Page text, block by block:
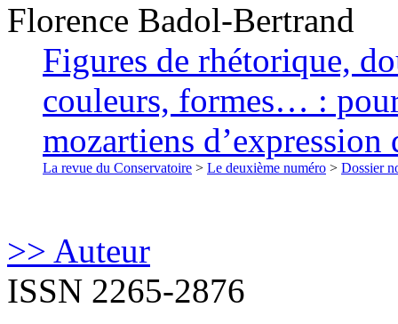
Florence Badol-Bertrand
Figures de rhétorique,
couleurs, formes… :
mozartiens d’expression
La revue du Conservatoire > Le deuxième numéro > Dossier
>> Auteur
ISSN 2265-2876